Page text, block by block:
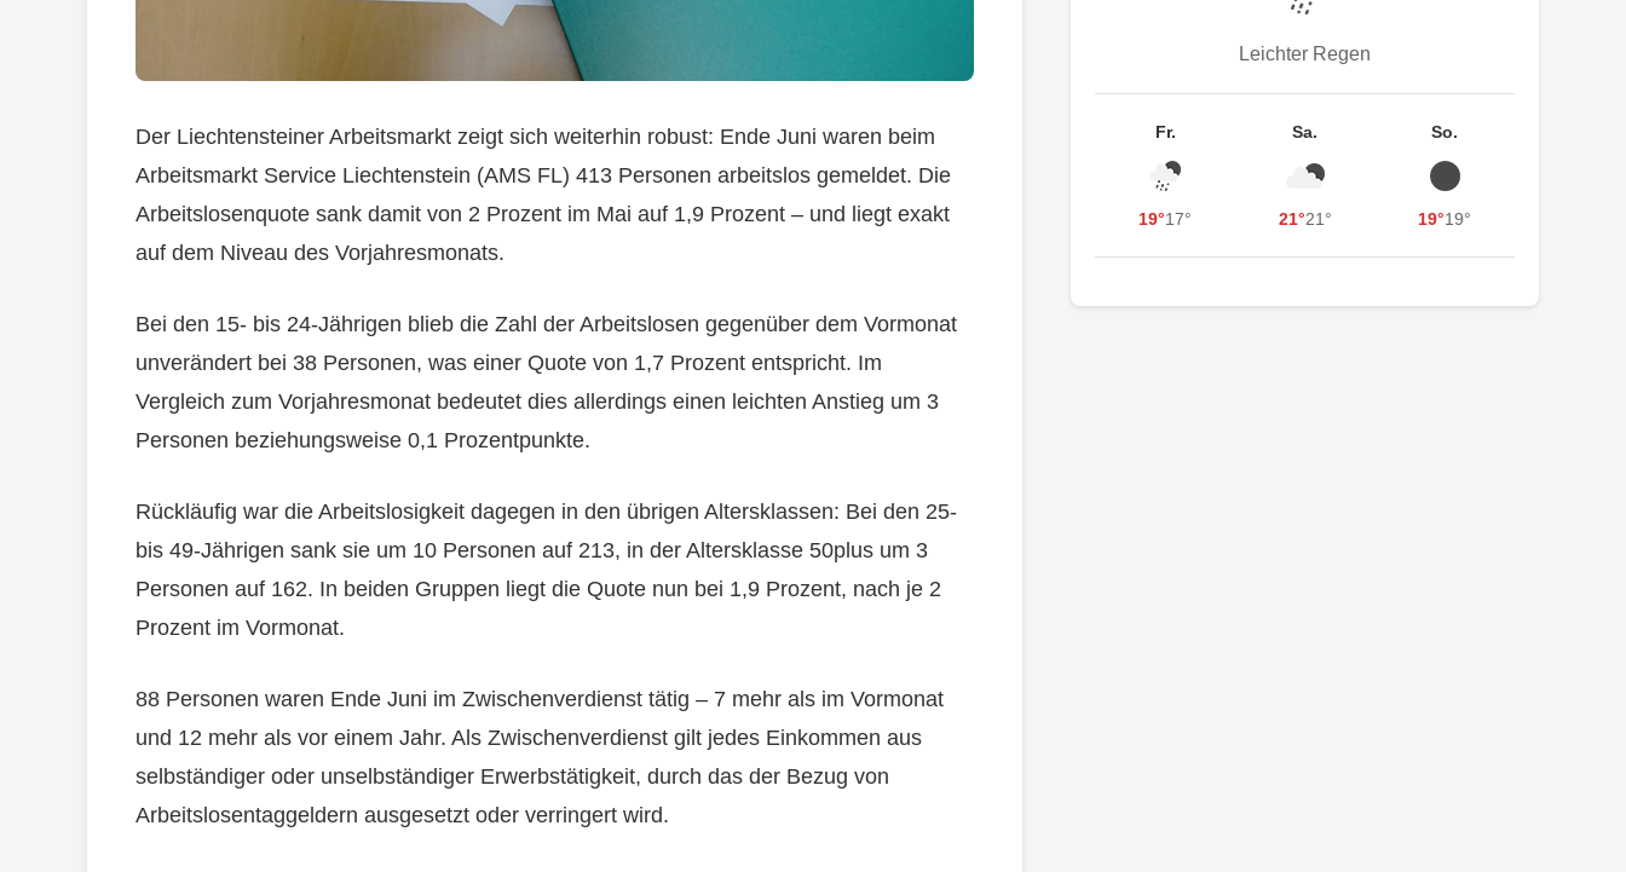
Der Liechtensteiner Arbeitsmarkt zeigt sich weiterhin robust: Ende Juni waren beim
Arbeitsmarkt Service Liechtenstein (AMS FL) 413 Personen arbeitslos gemeldet. Die
Arbeitslosenquote sank damit von 2 Prozent im Mai auf 1,9 Prozent – und liegt exakt
auf dem Niveau des Vorjahresmonats.
Bei den 15- bis 24-Jährigen blieb die Zahl der Arbeitslosen gegenüber dem Vormonat
unverändert bei 38 Personen, was einer Quote von 1,7 Prozent entspricht. Im
Vergleich zum Vorjahresmonat bedeutet dies allerdings einen leichten Anstieg um 3
Personen beziehungsweise 0,1 Prozentpunkte.
Rückläufig war die Arbeitslosigkeit dagegen in den übrigen Altersklassen: Bei den 25-
bis 49-Jährigen sank sie um 10 Personen auf 213, in der Altersklasse 50plus um 3
Personen auf 162. In beiden Gruppen liegt die Quote nun bei 1,9 Prozent, nach je 2
Prozent im Vormonat.
88 Personen waren Ende Juni im Zwischenverdienst tätig – 7 mehr als im Vormonat
und 12 mehr als vor einem Jahr. Als Zwischenverdienst gilt jedes Einkommen aus
selbständiger oder unselbständiger Erwerbstätigkeit, durch das der Bezug von
Arbeitslosentaggeldern ausgesetzt oder verringert wird.
Leichter Regen
Fr.
19°17°
Sa.
21°21°
So.
19°19°